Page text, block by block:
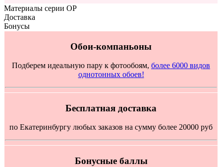
Материалы серии OP
Доставка
Бонусы
Обои-компаньоны
Подберем идеальную пару к фотообоям, более 6000 видов
однотонных обоев!
Бесплатная доставка
по Екатеринбургу любых заказов на сумму более 20000 руб
Бонусные баллы